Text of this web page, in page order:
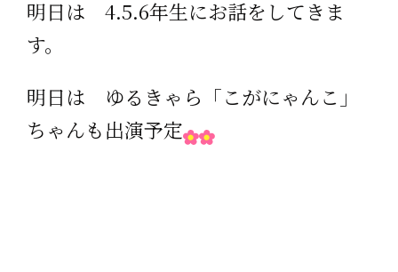
明日は 4.5.6年生にお話をしてきま
す。
明日は ゆるきゃら「こがにゃんこ」
ちゃんも出演予定